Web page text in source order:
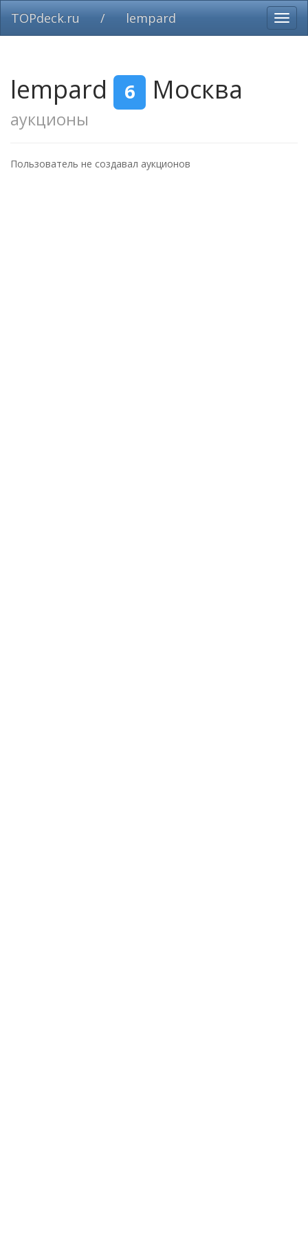
TOPdeck.ru / lempard
lempard 6 Москва
аукционы
Пользователь не создавал аукционов